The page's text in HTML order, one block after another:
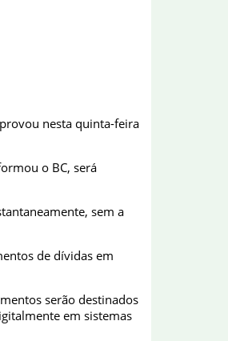
nesta quinta-feira
o BC, será
sem a
de dívidas em
serão destinados
em sistemas